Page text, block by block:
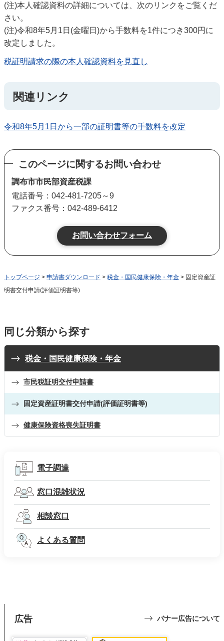
(注)本人確認資料の詳細については、次のリンクをご覧くだ
さい。
(注)令和8年5月1日(金曜日)から手数料を1件につき300円に
改定しました。
税証明請求の際の本人確認資料を見直し
関連リンク
令和8年5月1日から一部の証明書等の手数料を改定
このページに関するお問い合わせ
調布市市民部資産税課
電話番号：042-481-7205～9
ファクス番号：042-489-6412
トップページ > 申請書ダウンロード > 税金・国民健康保険・年金 > 固定資産証
明書交付申請(評価証明書等)
同じ分類から探す
税金・国民健康保険・年金
市民税証明交付申請書
固定資産証明書交付申請(評価証明書等)
健康保険資格喪失証明書
電子調達
窓口混雑状況
相談窓口
よくある質問
広告 バナー広告について